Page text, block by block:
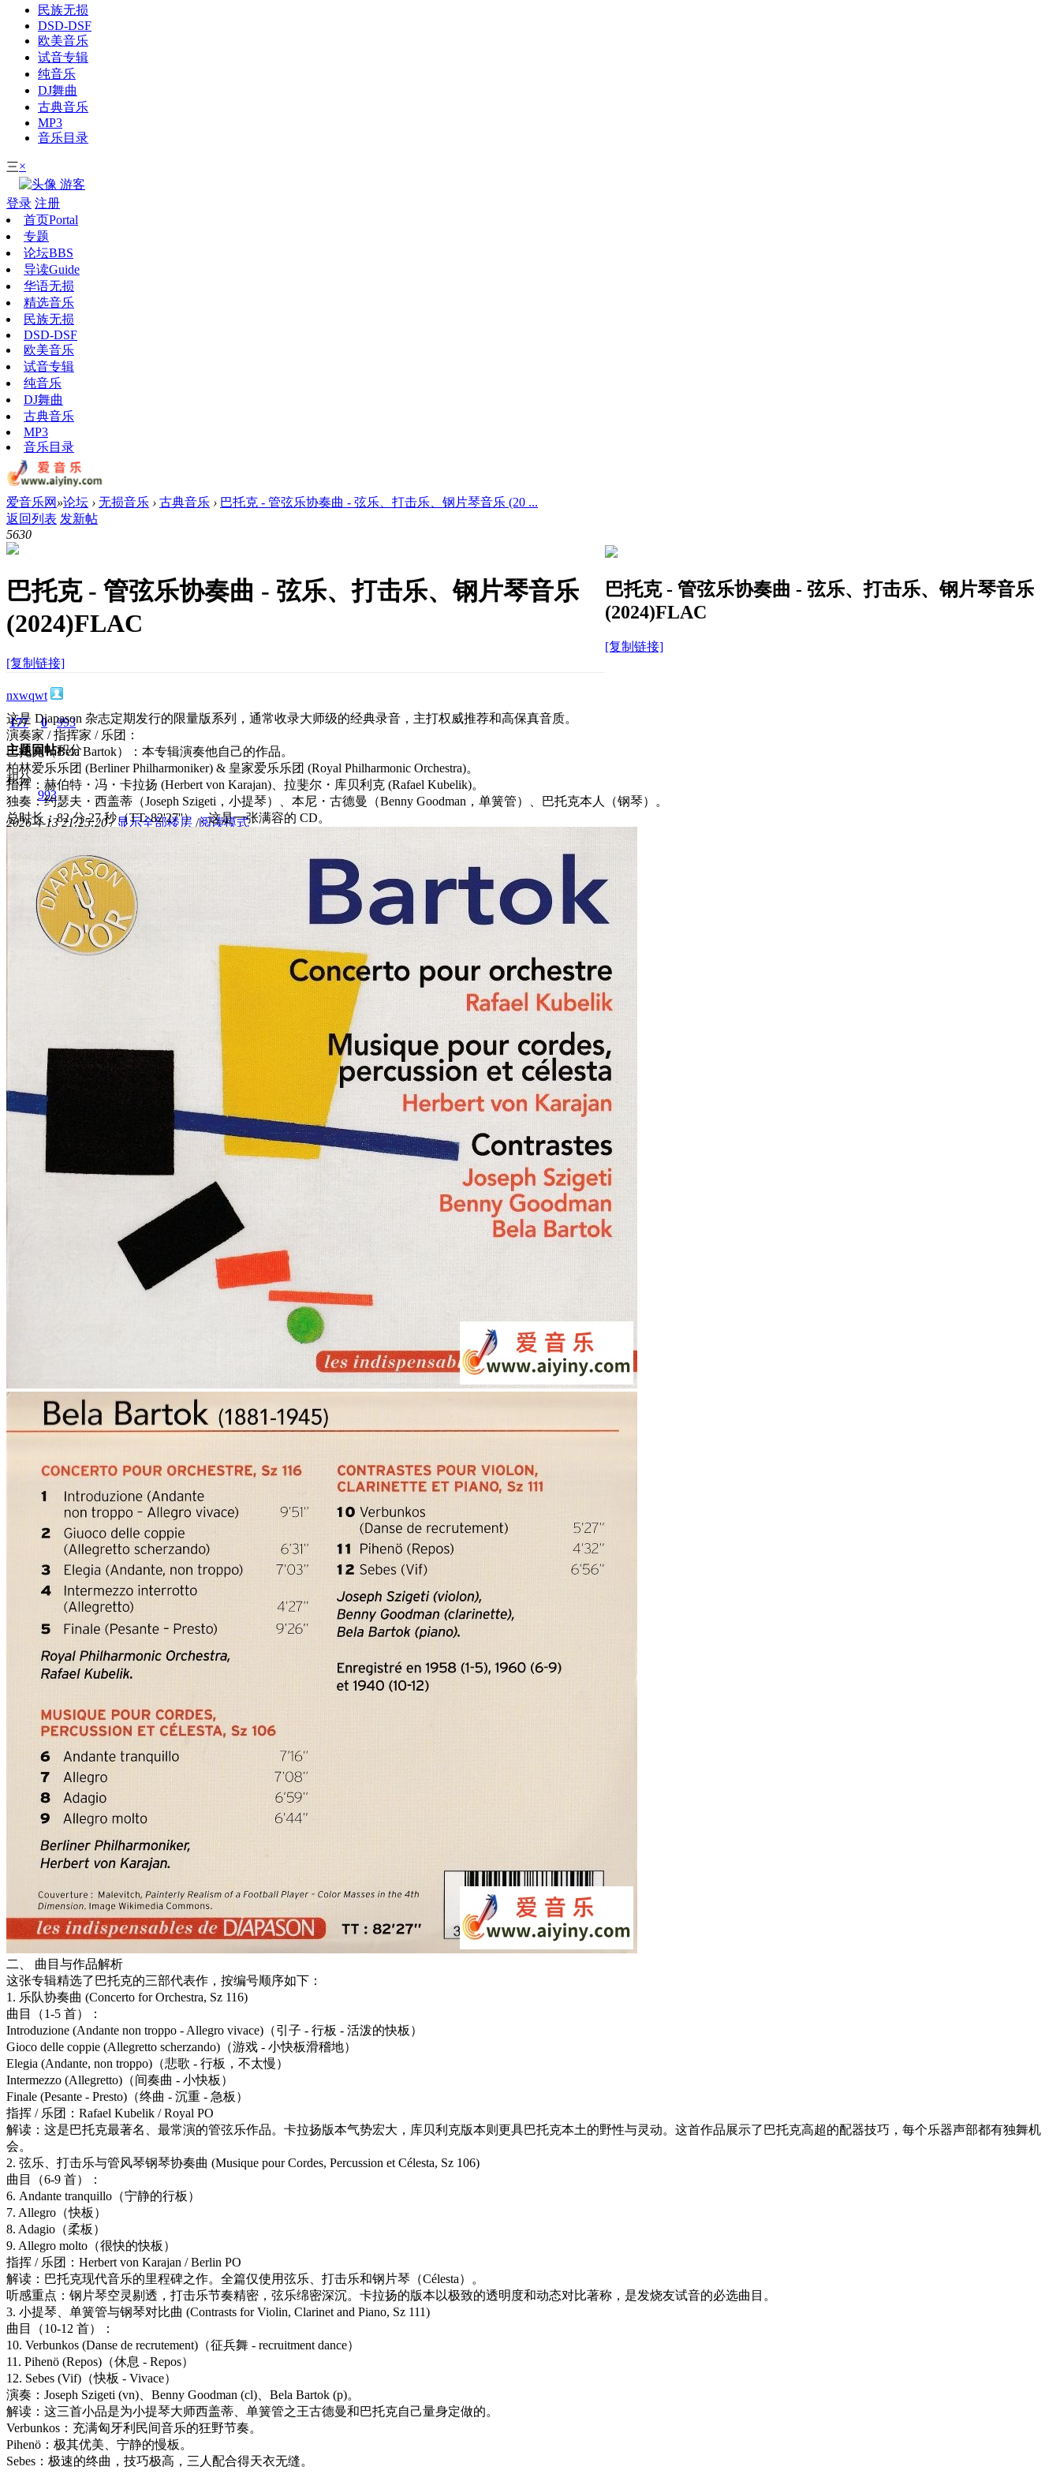
民族无损
DSD-DSF
欧美音乐
试音专辑
纯音乐
DJ舞曲
古典音乐
MP3
音乐目录
三×
游客
登录 注册
首页Portal
专题
论坛BBS
导读Guide
华语无损
精选音乐
民族无损
DSD-DSF
欧美音乐
试音专辑
纯音乐
DJ舞曲
古典音乐
MP3
音乐目录
爱音乐网 »论坛 › 无损音乐 › 古典音乐 › 巴托克 - 管弦乐协奏曲 - 弦乐、打击乐、钢片琴音乐 (20 ...
返回列表 发新帖
5630
巴托克 - 管弦乐协奏曲 - 弦乐、打击乐、钢片琴音乐
(2024)FLAC
[复制链接]
巴托克 - 管弦乐协奏曲 - 弦乐、打击乐、钢片琴音乐
(2024)FLAC
[复制链接]
nxwqwt
177
主题
0
回帖
993
积分
积分
993
2026-4-13 21:25:20 / 显示全部楼层 /阅读模式
这是 Diapason 杂志定期发行的限量版系列，通常收录大师级的经典录音，主打权威推荐和高保真音质。
演奏家 / 指挥家 / 乐团：
巴托克（Bela Bartok）：本专辑演奏他自己的作品。
柏林爱乐乐团 (Berliner Philharmoniker) & 皇家爱乐乐团 (Royal Philharmonic Orchestra)。
指挥：赫伯特・冯・卡拉扬 (Herbert von Karajan)、拉斐尔・库贝利克 (Rafael Kubelik)。
独奏：约瑟夫・西盖蒂（Joseph Szigeti，小提琴）、本尼・古德曼（Benny Goodman，单簧管）、巴托克本人（钢琴）。
总时长：82 分 27 秒（TT: 82'27''），这是一张满容的 CD。
二、 曲目与作品解析
这张专辑精选了巴托克的三部代表作，按编号顺序如下：
1. 乐队协奏曲 (Concerto for Orchestra, Sz 116)
曲目（1-5 首）：
Introduzione (Andante non troppo - Allegro vivace)（引子 - 行板 - 活泼的快板）
Gioco delle coppie (Allegretto scherzando)（游戏 - 小快板滑稽地）
Elegia (Andante, non troppo)（悲歌 - 行板，不太慢）
Intermezzo (Allegretto)（间奏曲 - 小快板）
Finale (Pesante - Presto)（终曲 - 沉重 - 急板）
指挥 / 乐团：Rafael Kubelik / Royal PO
解读：这是巴托克最著名、最常演的管弦乐作品。卡拉扬版本气势宏大，库贝利克版本则更具巴托克本土的野性与灵动。这首作品展示了巴托克高超的配器技巧，每个乐器声部都有独舞机
会。
2. 弦乐、打击乐与管风琴钢琴协奏曲 (Musique pour Cordes, Percussion et Célesta, Sz 106)
曲目（6-9 首）：
6. Andante tranquillo（宁静的行板）
7. Allegro（快板）
8. Adagio（柔板）
9. Allegro molto（很快的快板）
指挥 / 乐团：Herbert von Karajan / Berlin PO
解读：巴托克现代音乐的里程碑之作。全篇仅使用弦乐、打击乐和钢片琴（Célesta）。
听感重点：钢片琴空灵剔透，打击乐节奏精密，弦乐绵密深沉。卡拉扬的版本以极致的透明度和动态对比著称，是发烧友试音的必选曲目。
3. 小提琴、单簧管与钢琴对比曲 (Contrasts for Violin, Clarinet and Piano, Sz 111)
曲目（10-12 首）：
10. Verbunkos (Danse de recrutement)（征兵舞 - recruitment dance）
11. Pihenö (Repos)（休息 - Repos）
12. Sebes (Vif)（快板 - Vivace）
演奏：Joseph Szigeti (vn)、Benny Goodman (cl)、Bela Bartok (p)。
解读：这三首小品是为小提琴大师西盖蒂、单簧管之王古德曼和巴托克自己量身定做的。
Verbunkos：充满匈牙利民间音乐的狂野节奏。
Pihenö：极其优美、宁静的慢板。
Sebes：极速的终曲，技巧极高，三人配合得天衣无缝。